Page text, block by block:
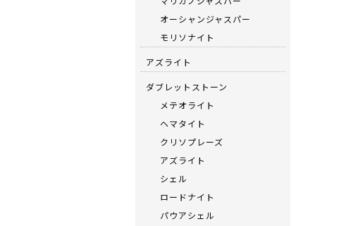
オーシャンジャスパー
モリソナイト
アズライト
ダブレットストーン
メテオライト
ヘマタイト
クリソプレーズ
アズライト
シェル
ロードナイト
パウアシェル